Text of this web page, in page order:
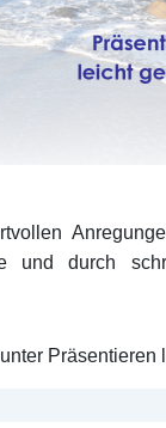
und durch
Präsentieren